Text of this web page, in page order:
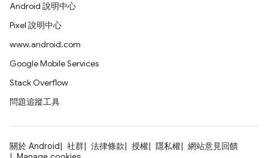
Android 說明中心
Pixel 說明中心
www.android.com
Google Mobile Services
Stack Overflow
問題追蹤工具
關於 Android 社群 法律條款 授權 隱私權
網站意見回饋